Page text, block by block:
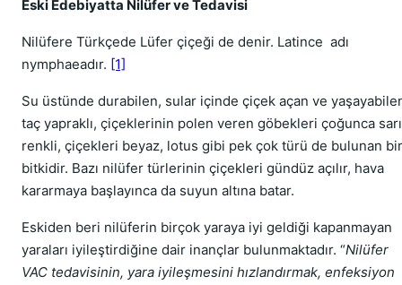
Eski Edebiyatta Nilüfer ve Tedavisi
Nilüfere Türkçede Lüfer çiçeği de denir. Latince adı
nymphaeadır. [1]
Su üstünde durabilen, sular içinde çiçek açan ve
taç yapraklı, çiçeklerinin polen veren göbekleri çoğunca sarı
renkli, çiçekleri beyaz, lotus gibi pek çok türü de bulunan bir
bitkidir. Bazı nilüfer türlerinin çiçekleri gündüz açılır, hava
kararmaya başlayınca da suyun altına batar.
Eskiden beri nilüferin birçok yaraya iyi geldiği kapanmayan
yaraları iyileştirdiğine dair inançlar bulunmaktadır. “Nilüfer
VAC tedavisinin, yara iyileşmesini hızlandırmak, enfeksiyon